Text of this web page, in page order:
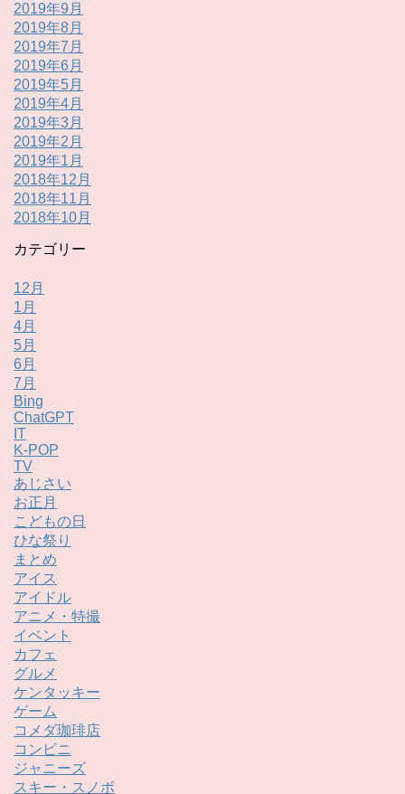
2019年9月
2019年8月
2019年7月
2019年6月
2019年5月
2019年4月
2019年3月
2019年2月
2019年1月
2018年12月
2018年11月
2018年10月
カテゴリー
12月
1月
4月
5月
6月
7月
Bing
ChatGPT
IT
K-POP
TV
あじさい
お正月
こどもの日
ひな祭り
まとめ
アイス
アイドル
アニメ・特撮
イベント
カフェ
グルメ
ケンタッキー
ゲーム
コメダ珈琲店
コンビニ
ジャニーズ
スキー・スノボ